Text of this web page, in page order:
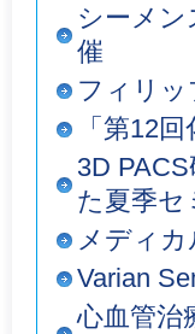
シーメン
催
フィリ
「第12
3D
た夏季セ
メディ
Varian
心血管治